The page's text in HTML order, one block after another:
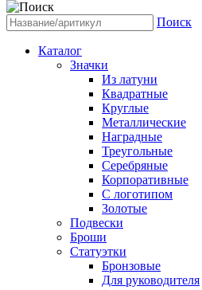
Поиск
Каталог
Значки
Из латуни
Квадратные
Круглые
Металлические
Наградные
Треугольные
Серебряные
Корпоративные
С логотипом
Золотые
Подвески
Броши
Статуэтки
Бронзовые
Для руководителя